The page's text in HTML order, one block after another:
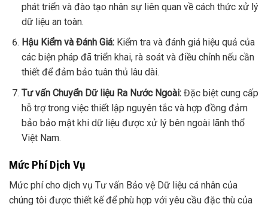
phát triển và đào tạo nhân sự liên quan về cách thức xử lý
dữ liệu an toàn.
Hậu Kiểm và Đánh Giá:Kiểm tra và đánh giá hiệu quả của
các biện pháp đã triển khai, rà soát và điều chỉnh nếu cần
thiết để đảm bảo tuân thủ lâu dài.
Tư vấn Chuyển Dữ liệu Ra Nước Ngoài:Đặc biệt cung cấp
hỗ trợ trong việc thiết lập nguyên tắc và hợp đồng đảm
bảo bảo mật khi dữ liệu được xử lý bên ngoài lãnh thổ
Việt Nam.
Mức Phí Dịch Vụ
Mức phí cho dịch vụ Tư vấn Bảo vệ Dữ liệu cá nhân của
chúng tôi được thiết kế để phù hợp với yêu cầu đặc thù của